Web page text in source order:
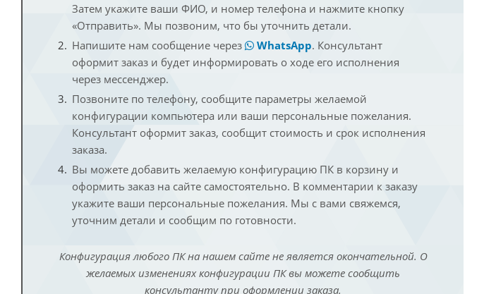
Затем укажите ваши ФИО, и номер телефона и нажмите кнопку
«Отправить». Мы позвоним, что бы уточнить детали.
Напишите нам сообщение через
WhatsApp. Консультант
оформит заказ и будет информировать о ходе его исполнения
через мессенджер.
Позвоните по телефону, сообщите параметры желаемой
конфигурации компьютера или ваши персональные пожелания.
Консультант оформит заказ, сообщит стоимость и срок исполнения
заказа.
Вы можете добавить желаемую конфигурацию ПК в корзину и
оформить заказ на сайте самостоятельно. В комментарии к заказу
укажите ваши персональные пожелания. Мы с вами свяжемся,
уточним детали и сообщим по готовности.
Конфигурация любого ПК на нашем сайте не является окончательной. О
желаемых изменениях конфигурации ПК вы можете сообщить
консультанту при оформлении заказа.